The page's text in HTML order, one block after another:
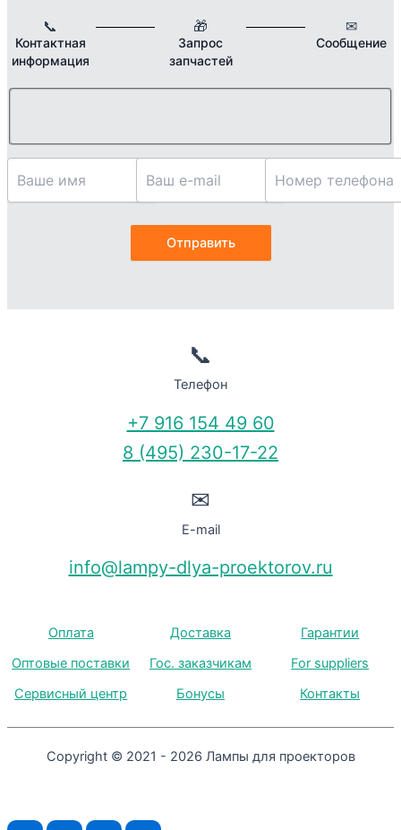
📞
Контактная
информация
🎁
Запрос
запчастей
✉
Сообщение
📞
Телефон
+7 916 154 49 60
8 (495) 230-17-22
✉
E-mail
info@lampy-dlya-proektorov.ru
Оплата Доставка
Гарантии
Оптовые поставки
Гос. заказчикам
For suppliers
Сервисный центр
Бонусы Контакты
Copyright © 2021 - 2026 Лампы для проекторов